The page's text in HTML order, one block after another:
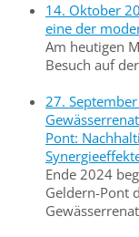
14. Oktober
eine der
Am heutigen
Besuch auf
27.
Pont:
Ende 2024
Geldern-Pont